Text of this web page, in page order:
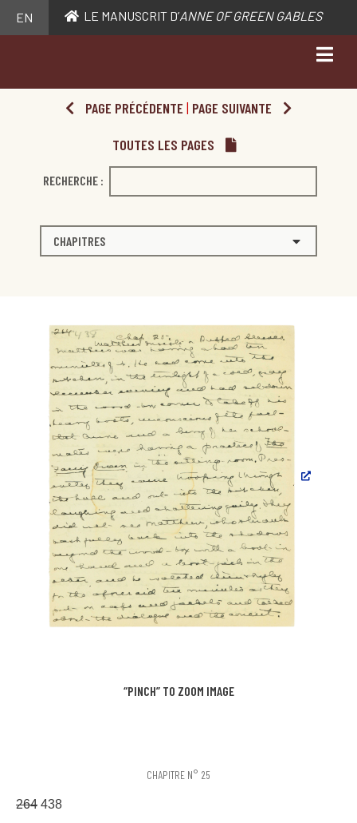
EN LE MANUSCRIT D’ANNE OF GREEN GABLES
PAGE PRÉCÉDENTE | PAGE SUIVANTE
TOUTES LES PAGES
RECHERCHE :
CHAPITRES
“PINCH” TO ZOOM IMAGE
CHAPITRE N° 25
264 438